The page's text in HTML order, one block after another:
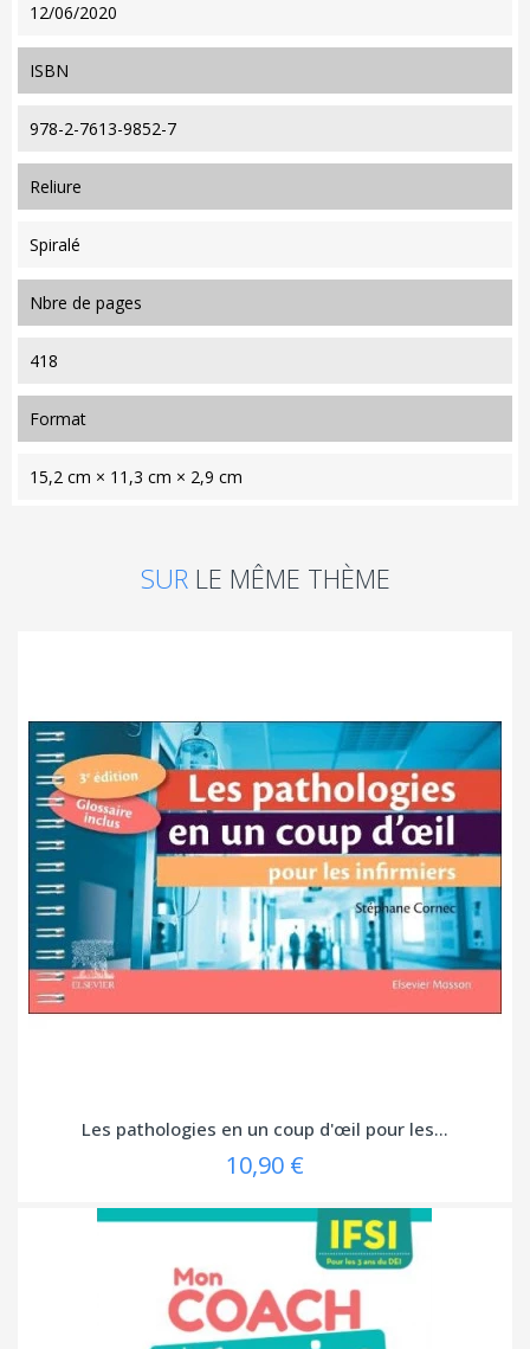
12/06/2020
ISBN
978-2-7613-9852-7
reliure
Spiralé
nbre de pages
418
format
15,2 cm × 11,3 cm × 2,9 cm
SUR LE MÊME THÈME
Les pathologies en un coup d'œil pour les...
10,90 €